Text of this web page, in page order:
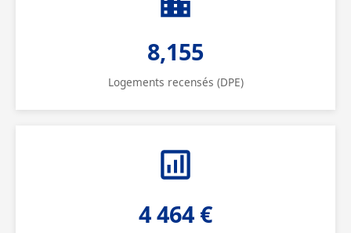
8,155
Logements recensés (DPE)
4 464 €